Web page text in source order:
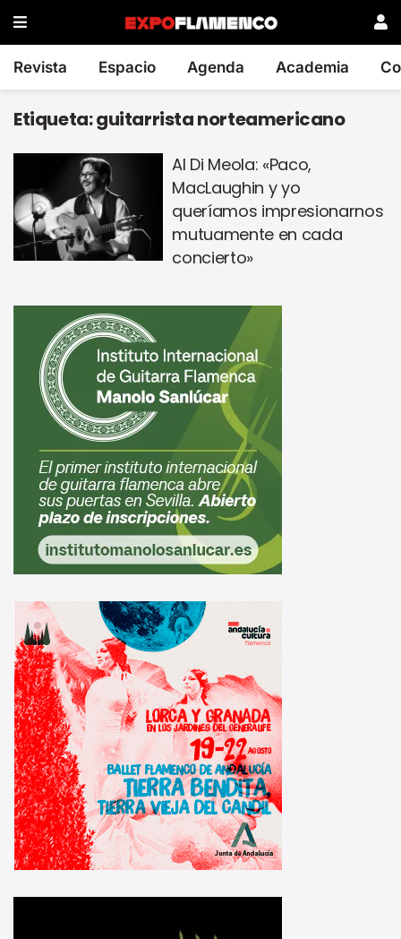
Revista Espacio Agenda Academia
Etiqueta:guitarrista norteamericano
Al Di Meola: «Paco,
MacLaughin y yo
queríamos impresionarnos
mutuamente en cada
concierto»